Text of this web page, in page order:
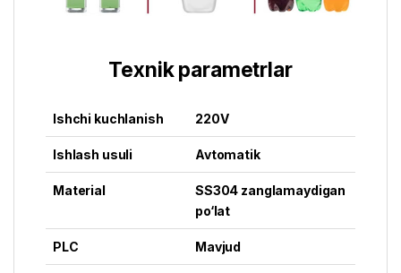
Texnik parametrlar
Ishchi kuchlanish 220V
Ishlash usuli Avtomatik
Material
SS304 zanglamaydigan
po‘lat
PLC Mavjud